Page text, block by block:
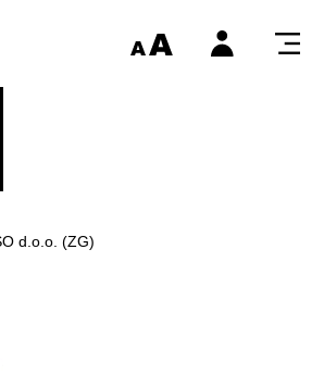
d.o.o. (ZG)